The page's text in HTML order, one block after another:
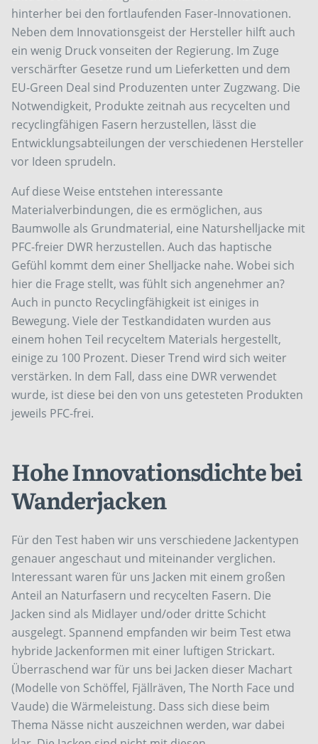
hinterher bei den fortlaufenden Faser-Innovationen.
Neben dem Innovationsgeist der Hersteller hilft auch
ein wenig Druck vonseiten der Regierung. Im Zuge
verschärfter Gesetze rund um Lieferketten und dem
EU-Green Deal sind Produzenten unter Zugzwang. Die
Notwendigkeit, Produkte zeitnah aus recycelten und
recyclingfähigen Fasern herzustellen, lässt die
Entwicklungsabteilungen der verschiedenen Hersteller
vor Ideen sprudeln.
Auf diese Weise entstehen interessante
Materialverbindungen, die es ermöglichen, aus
Baumwolle als Grundmaterial, eine Naturshelljacke mit
PFC-freier DWR herzustellen. Auch das haptische
Gefühl kommt dem einer Shelljacke nahe. Wobei sich
hier die Frage stellt, was fühlt sich angenehmer an?
Auch in puncto Recyclingfähigkeit ist einiges in
Bewegung. Viele der Testkandidaten wurden aus
einem hohen Teil recyceltem Materials hergestellt,
einige zu 100 Prozent. Dieser Trend wird sich weiter
verstärken. In dem Fall, dass eine DWR verwendet
wurde, ist diese bei den von uns getesteten Produkten
jeweils PFC-frei.
Hohe Innovationsdichte bei
Wanderjacken
Für den Test haben wir uns verschiedene Jackentypen
genauer angeschaut und miteinander verglichen.
Interessant waren für uns Jacken mit einem großen
Anteil an Naturfasern und recycelten Fasern. Die
Jacken sind als Midlayer und/oder dritte Schicht
ausgelegt. Spannend empfanden wir beim Test etwa
hybride Jackenformen mit einer luftigen Strickart.
Überraschend war für uns bei Jacken dieser Machart
(Modelle von Schöffel, Fjällräven, The North Face und
Vaude) die Wärmeleistung. Dass sich diese beim
Thema Nässe nicht auszeichnen werden, war dabei